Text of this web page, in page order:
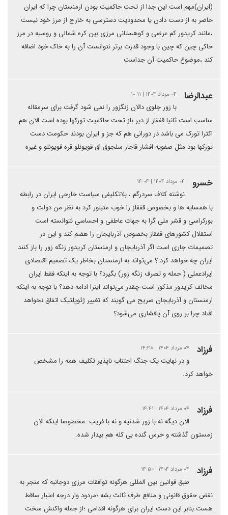
(ایران)مهم است این جدا از تحت حاکمیت بودن ارمنستان چرا که ایران
حاضر به از دست دادن یا محدودیت دسترسی به خارج از مرز خود نیست
،مانند کریدور کم عرضی و کوهستانی مرزی بین کره شمالی و روسیه در مرز
خاکی چین که چین با وجود قدرت برتر نتوانست آن را به خاک خود اضافه
کند ،موضوع حاکمیت آن جداست
عبدالرضا ۰۴ مرداد ۱۴۰۴ | ۱۰:۱۱
با زور جلوی دالان زنگزور را نمی شود گرفت برای سرمقاله
مناسب است ثانیا قفقاز از دیر باز تحت حاکمیت تورکها بوده است الان هم
اکثرا تورک می باشد در دورانی هم که جز و ایران بودند حکومت دست
تورکها بود مثل صفویه افشار قاجار سلجوق اق قویونلو قره قویونلو و غیره
خسرو ۰۴ مرداد ۱۴۰۴ | ۱۴:۰۴
نوشته کلاف سردرگم ، بلاتکلیفی سیاست خارجی ایران در رابطه
با همسایه ها و بخصوص قفقاز را خوب متبلور کرد به نظر من دولت و
بورکراسی و قشر ملی گرا به جهات عاطفی و احساسی نتوانسته است
استقلال کشورهای قفقاز بخصوص آذربایجان را هضم کند و این در
تصمیمات جاری است اگر آذربایجان و ارمنستان کریدور زنگه زور را باز کنند
ایران چه خواهد کرد ؟ می‌تواند به ارمنستان بخاطر یک تصمیم اقتصادی
ایرادعملی ( حمله و تصرف زنگه زور) بگیرد؟ با توجه به اینکه فقط ایران
مخالف کریدور مذکور است چقدر می‌تواند اینرا ادامه دهد؟ با توجه به اینکه
ارمنستان و آذربایجان صریح می گویند که تغییر ژئوپلتیک اتفاق نخواهد
افتاد چرا بر روی آن پافشاری می‌شود؟
فرزاد ۰۴ مرداد ۱۴۰۴ | ۱۴:۳۸
و در نهایت یک جنگ اجتناب ناپذیر تکلیف همه را مشخص
خواهد کرد.
فرزاد ۰۴ مرداد ۱۴۰۴ | ۱۴:۴۱
الان دیگه نه با زور شدنیه و نه با فریب..مخصوصا اینکه الان
زمستون گذشته و خرس گنده بی کله هم بیدار شده.
فرزاد ۰۴ مرداد ۱۴۰۴ | ۱۴:۵۰
طبق قوانین بین المللی هرگونه توافقات مرزی دوجانبه که منجر به
نقض حقوق قانونی و منافع طرف ثالث بشه ؛مردود وار درجه اعتبار ساقط
هست.بنابر این دست ایران برای هرگونه اقدامی ؛از جمله واکنش سخت